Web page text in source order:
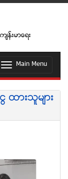
န္းမာေရး
T
g
l
n
a
Main Menu
ထားသူမ်ား